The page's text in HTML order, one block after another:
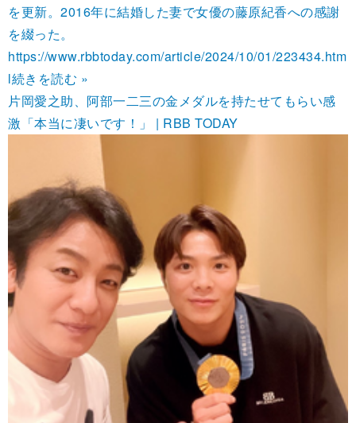
を更新。2016年に結婚した妻で女優の藤原紀香への感謝
を綴った。
https://www.rbbtoday.com/article/2024/10/01/223434.htm
l続きを読む »
片岡愛之助、阿部一二三の金メダルを持たせてもらい感
激「本当に凄いです！」 | RBB TODAY